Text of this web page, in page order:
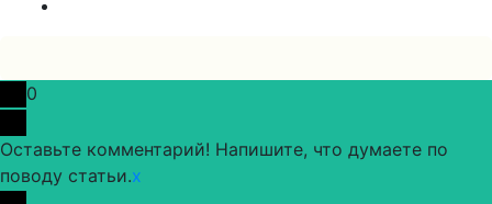
0
Оставьте комментарий! Напишите, что думаете по
поводу статьи.x